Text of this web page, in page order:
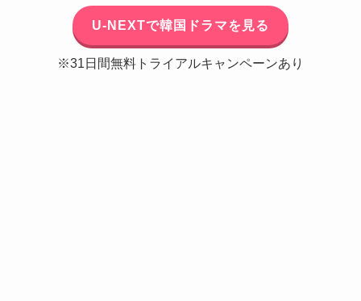
U-NEXTで韓国ドラマを見る
※31日間無料トライアルキャンペーンあり